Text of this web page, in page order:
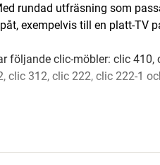
rundad utfräsning som
exempelvis till en platt-TV
följande clic-möbler: clic
clic 312, clic 222, clic 222-1